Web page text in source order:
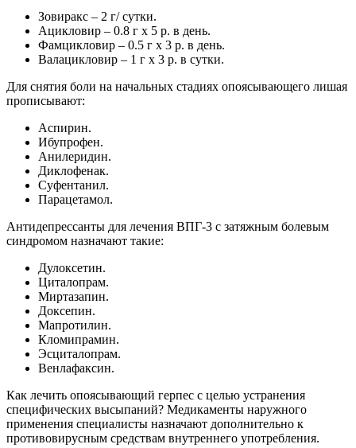
Зовиракс – 2 г/ сутки.
Ацикловир – 0.8 г х 5 р. в день.
Фамцикловир – 0.5 г х 3 р. в день.
Валацикловир – 1 г х 3 р. в сутки.
Для снятия боли на начальных стадиях опоясывающего лишая
прописывают:
Аспирин.
Ибупрофен.
Анилеридин.
Диклофенак.
Суфентанил.
Парацетамол.
Антидепрессанты для лечения ВПГ-3 с затяжным болевым
синдромом назначают такие:
Дулоксетин.
Циталопрам.
Миртазапин.
Доксепин.
Мапротилин.
Кломипрамин.
Эсциталопрам.
Венлафаксин.
Как лечить опоясывающий герпес с целью устранения
специфических высыпаний? Медикаменты наружного
применения специалисты назначают дополнительно к
противовирусным средствам внутреннего употребления.